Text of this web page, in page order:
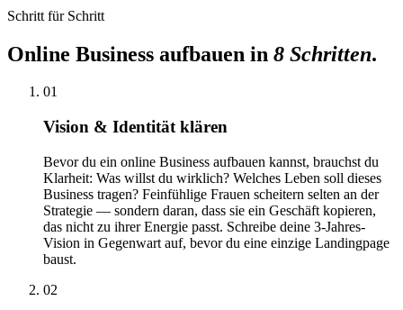
Schritt für Schritt
Online Business aufbauen in 8 Schritten.
01
Vision & Identität klären
Bevor du ein online Business aufbauen kannst, brauchst du
Klarheit: Was willst du wirklich? Welches Leben soll dieses
Business tragen? Feinfühlige Frauen scheitern selten an der
Strategie — sondern daran, dass sie ein Geschäft kopieren,
das nicht zu ihrer Energie passt. Schreibe deine 3-Jahres-
Vision in Gegenwart auf, bevor du eine einzige Landingpage
baust.
02